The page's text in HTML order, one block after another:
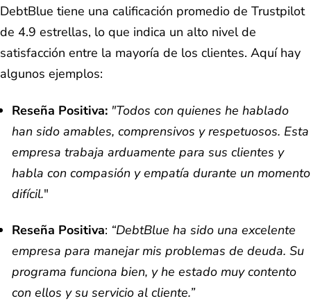
DebtBlue tiene una calificación promedio de Trustpilot
de 4.9 estrellas, lo que indica un alto nivel de
satisfacción entre la mayoría de los clientes. Aquí hay
algunos ejemplos:
Reseña Positiva: "Todos con quienes he hablado
han sido amables, comprensivos y respetuosos. Esta
empresa trabaja arduamente para sus clientes y
habla con compasión y empatía durante un momento
difícil."
Reseña Positiva: “DebtBlue ha sido una excelente
empresa para manejar mis problemas de deuda. Su
programa funciona bien, y he estado muy contento
con ellos y su servicio al cliente.”